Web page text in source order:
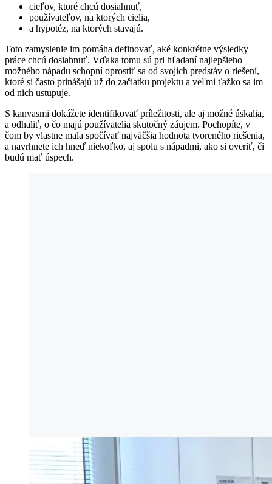
cieľov, ktoré chcú dosiahnuť,
používateľov, na ktorých cielia,
a hypotéz, na ktorých stavajú.
Toto zamyslenie im pomáha definovať, aké konkrétne výsledky
práce chcú dosiahnuť. Vďaka tomu sú pri hľadaní najlepšieho
možného nápadu schopní oprostiť sa od svojich predstáv o riešení,
ktoré si často prinášajú už do začiatku projektu a veľmi ťažko sa im
od nich ustupuje.
S kanvasmi dokážete identifikovať príležitosti, ale aj možné úskalia,
a odhaliť, o čo majú používatelia skutočný záujem. Pochopíte, v
čom by vlastne mala spočívať najväčšia hodnota tvoreného riešenia,
a navrhnete ich hneď niekoľko, aj spolu s nápadmi, ako si overiť, či
budú mať úspech.